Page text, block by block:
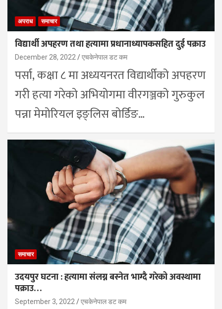
अपराध समाचार
विद्यार्थी अपहरण तथा हत्यामा प्रधानाध्यापकसहित दुई पक्राउ
December 28, 2022 एचकेनेपाल डट कम
पर्सा, कक्षा ८ मा अध्ययनरत विद्यार्थीको अपहरण
गरी हत्या गरेको अभियोगमा वीरगञ्जको गुरुकुल
पन्ना मेमोरियल इङ्लिस बोर्डिङ…
समाचार
उदयपुर घटना : हत्यामा संलग्न बस्नेत भाग्दै गरेको अवस्थामा
पक्राउ…
September 3, 2022 एचकेनेपाल डट कम